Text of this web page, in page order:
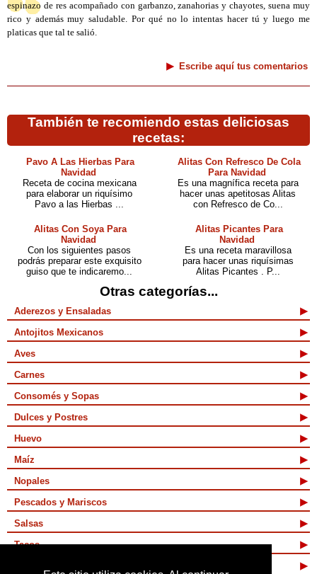
espinazo de res acompañado con garbanzo, zanahorias y chayotes, suena muy
rico y además muy saludable. Por qué no lo intentas hacer tú y luego me
platicas que tal te salió.
Escribe aquí tus comentarios
También te recomiendo estas deliciosas
recetas:
Pavo A Las Hierbas Para
Navidad
Receta de cocina mexicana
para elaborar un riquísimo
Pavo a las Hierbas ...
Alitas Con Refresco De Cola
Para Navidad
Es una magnífica receta para
hacer unas apetitosas Alitas
con Refresco de Co...
Alitas Con Soya Para
Navidad
Con los siguientes pasos
podrás preparar este exquisito
guiso que te indicaremo...
Alitas Picantes Para
Navidad
Es una receta maravillosa
para hacer unas riquísimas
Alitas Picantes . P...
Otras categorías...
Aderezos y Ensaladas
Antojitos Mexicanos
Aves
Carnes
Consomés y Sopas
Dulces y Postres
Huevo
Maíz
Nopales
Pescados y Mariscos
Salsas
Tacos